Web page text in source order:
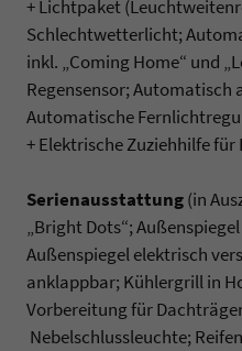
+ Lichtpaket
Schlechtwetterlicht;
inkl. „Coming Home“ und
Regensensor; Automatisch
Automatische
+ Elektrische Zuziehhilfe für
Serienausstattung(in
„Bright Dots“;
Außenspiegel elektrisch
anklappbar; Kühlergrill in
Vorbereitung für
Nebelschlussleuchte;